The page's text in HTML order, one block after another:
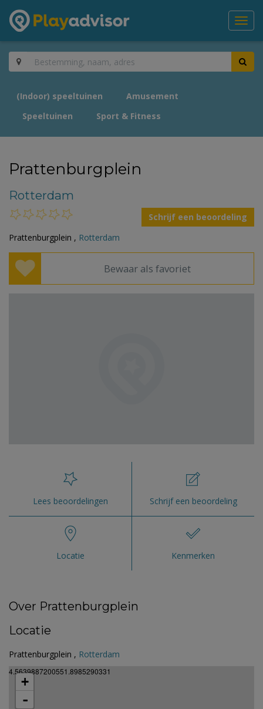
(Indoor) speeltuinen
Amusement
Speeltuinen
Sport & Fitness
Prattenburgplein
Rotterdam
Schrijf een beoordeling
Prattenburgplein , Rotterdam
Bewaar als favoriet
Lees beoordelingen Schrijf een beoordeling
Locatie Kenmerken
Over Prattenburgplein
Locatie
Prattenburgplein , Rotterdam
4.5639887200551.8985290331
+
-